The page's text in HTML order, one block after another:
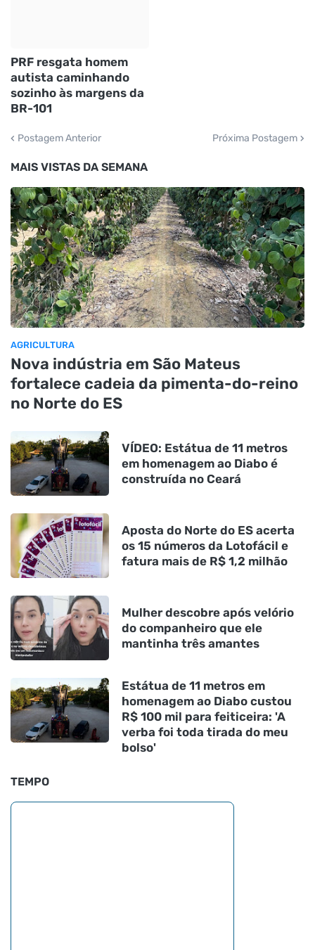
PRF resgata homem
autista caminhando
sozinho às margens da
BR-101
Postagem Anterior Próxima Postagem
MAIS VISTAS DA SEMANA
AGRICULTURA
Nova indústria em São Mateus
fortalece cadeia da pimenta-do-reino
no Norte do ES
VÍDEO: Estátua de 11 metros
em homenagem ao Diabo é
construída no Ceará
Aposta do Norte do ES acerta
os 15 números da Lotofácil e
fatura mais de R$ 1,2 milhão
Mulher descobre após velório
do companheiro que ele
mantinha três amantes
Estátua de 11 metros em
homenagem ao Diabo custou
R$ 100 mil para feiticeira: 'A
verba foi toda tirada do meu
bolso'
TEMPO